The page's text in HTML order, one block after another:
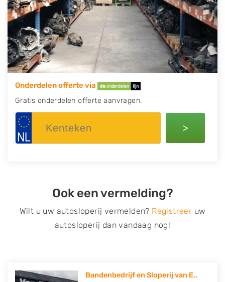
Onderdelen offerte via
Gratis onderdelen offerte aanvragen.
>
Ook een vermelding?
Wilt u uw autosloperij vermelden? Registreer uw
autosloperij dan vandaag nog!
Bandenbedrijf en Sloperij van E..